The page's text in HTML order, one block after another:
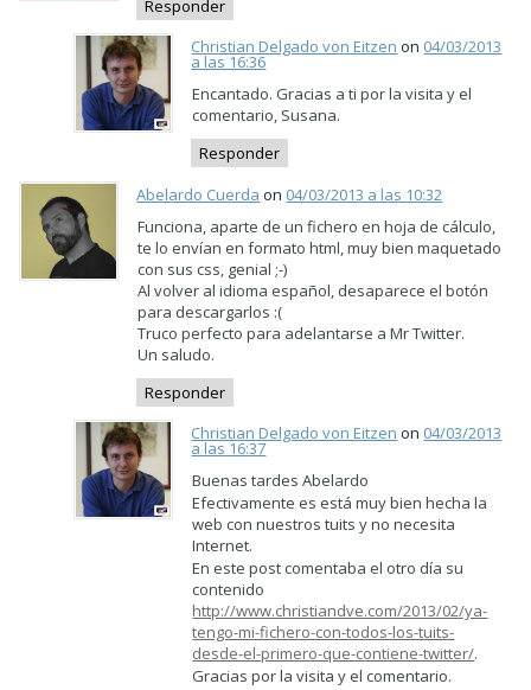
Responder
Christian Delgado von Eitzen on 04/03/2013
a las 16:36
Encantado. Gracias a ti por la visita y el
comentario, Susana.
Responder
Abelardo Cuerda on 04/03/2013 a las 10:32
Funciona, aparte de un fichero en hoja de cálculo,
te lo envían en formato html, muy bien maquetado
con sus css, genial ;-)
Al volver al idioma español, desaparece el botón
para descargarlos :(
Truco perfecto para adelantarse a Mr Twitter.
Un saludo.
Responder
Christian Delgado von Eitzen on 04/03/2013
a las 16:37
Buenas tardes Abelardo
Efectivamente es está muy bien hecha la
web con nuestros tuits y no necesita
Internet.
En este post comentaba el otro día su
contenido
http://www.christiandve.com/2013/02/ya-
tengo-mi-fichero-con-todos-los-tuits-
desde-el-primero-que-contiene-twitter/.
Gracias por la visita y el comentario.